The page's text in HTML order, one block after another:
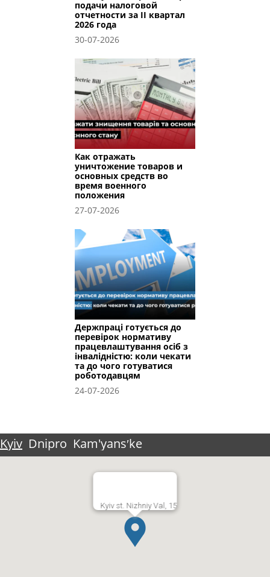
подачи налоговой
отчетности за II квартал
2026 года
30-07-2026
Как отражать
уничтожение товаров и
основных средств во
время военного
положения
27-07-2026
Держпраці готується до
перевірок нормативу
працевлаштування осіб з
інвалідністю: коли чекати
та до чого готуватися
роботодавцям
24-07-2026
Kyiv Dnipro Kam'yansʹke
Kyiv st. Nizhniy Val, 15